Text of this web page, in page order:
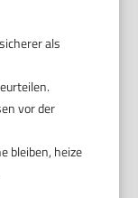
als
vor der
bleiben, heize